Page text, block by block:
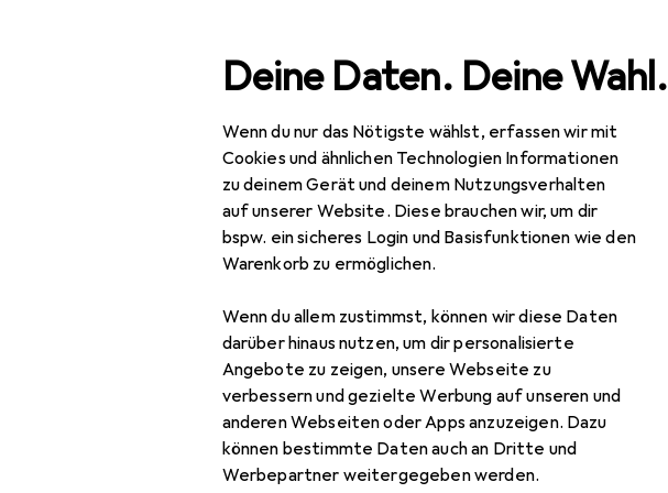
Deine Daten. Deine Wahl.
Wenn du nur das Nötigste wählst, erfassen wir mit
Cookies und ähnlichen Technologien Informationen
zu deinem Gerät und deinem Nutzungsverhalten
auf unserer Website. Diese brauchen wir, um dir
bspw. ein sicheres Login und Basisfunktionen wie den
Warenkorb zu ermöglichen.
Wenn du allem zustimmst, können wir diese Daten
darüber hinaus nutzen, um dir personalisierte
Angebote zu zeigen, unsere Webseite zu
verbessern und gezielte Werbung auf unseren und
anderen Webseiten oder Apps anzuzeigen. Dazu
können bestimmte Daten auch an Dritte und
Werbepartner weitergegeben werden.
Navigation nach KategorienBüro + Schreibwaren Bürobedarf Schneiden + Kleben